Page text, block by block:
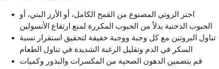
اختر الروتي المصنوع من القمح الكامل، أو الأرز البني، أو
الحبوب الدخنية بدلاً من الحبوب المكررة لمنع ارتفاع الأنسولين
تناول البروتين مع كل وجبة ووجبة خفيفة لتحقيق استقرار نسبة
السكر في الدم وتقليل الرغبة الشديدة في تناول الطعام
قم بتضمين الدهون الصحية من المكسرات والبذور وكميات